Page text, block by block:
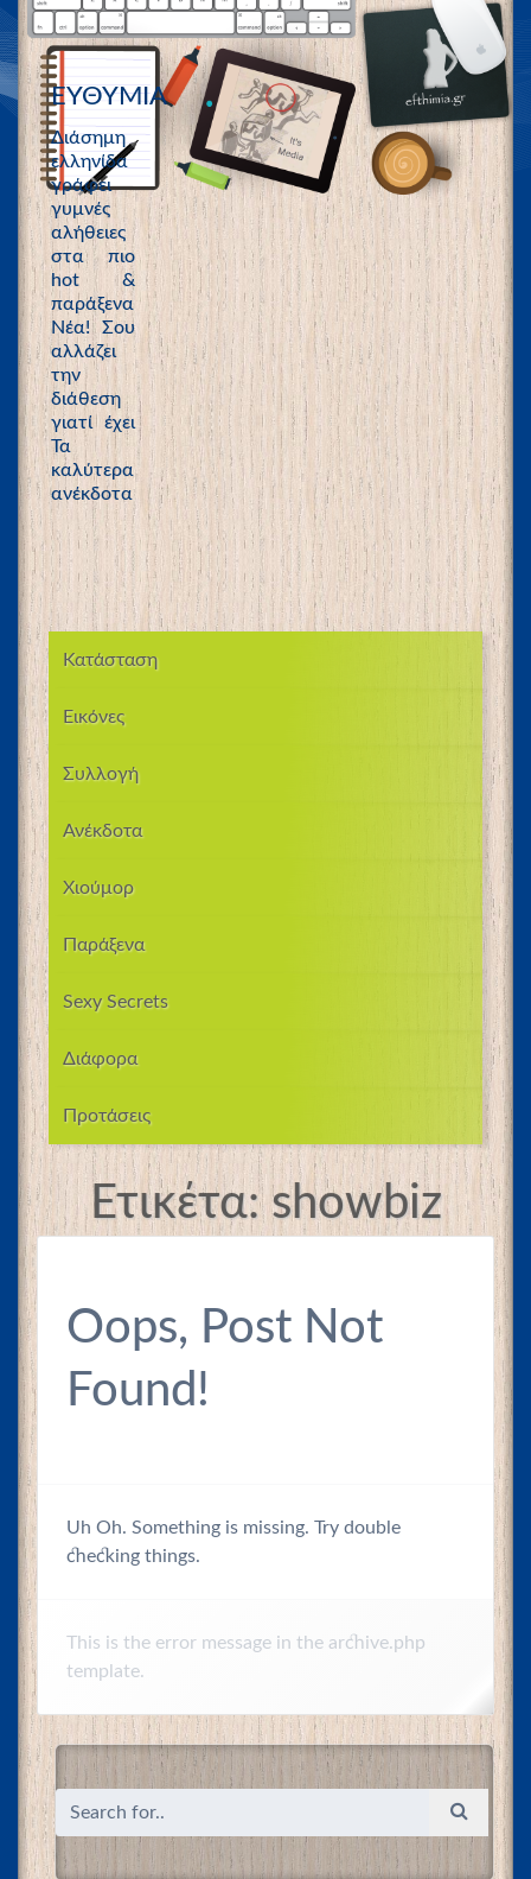
ΕΥΘΥΜΙΑ
Διάσημη
ελληνίδα
γράφει
γυμνές
αλήθειες
στα πιο
hot &
παράξενα
Νέα! Σου
αλλάζει
την
διάθεση
γιατί έχει
Τα
καλύτερα
ανέκδοτα
Κατάσταση
Εικόνες
Συλλογή
Ανέκδοτα
Χιούμορ
Παράξενα
Sexy Secrets
Διάφορα
Προτάσεις
Ετικέτα:showbiz
Oops, Post Not
Found!
Uh Oh. Something is missing. Try double
checking things.
This is the error message in the archive.php
template.